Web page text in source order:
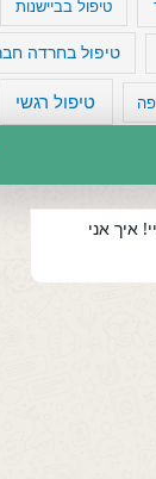
טיפול בביישנות
טיפול בחרדה
טיפול רגשי
טעויות
קומורבידיות
איך אני